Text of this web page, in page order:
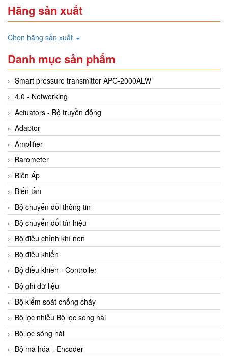
Hãng sản xuất
Chọn hãng sản xuất
Danh mục sản phẩm
Smart pressure transmitter APC-2000ALW
4.0 - Networking
Actuators - Bộ truyền động
Adaptor
Amplifier
Barometer
Biến Áp
Biến tần
Bộ chuyển đổi thông tin
Bộ chuyển đổi tín hiệu
Bộ điều chỉnh khí nén
Bộ điều khiển
Bộ điều khiển - Controller
Bộ ghi dữ liệu
Bộ kiểm soát chống cháy
Bộ lọc nhiễu Bộ lọc sóng hài
Bộ lọc sóng hài
Bộ mã hóa - Encoder